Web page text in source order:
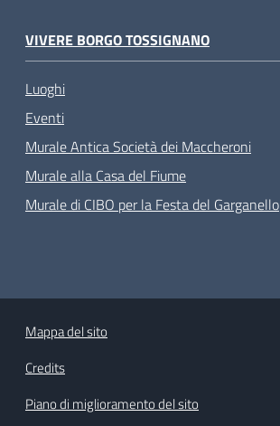
VIVERE BORGO TOSSIGNANO
Luoghi
Eventi
Murale Antica Società dei Maccheroni
Murale alla Casa del Fiume
Murale di CIBO per la Festa del Garganello
Mappa del sito
Credits
Piano di miglioramento del sito